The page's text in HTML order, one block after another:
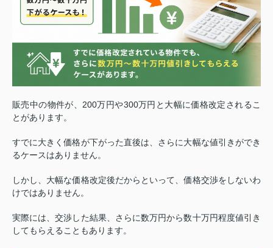
販売中の物件が、200万円や300万円と大幅に価格改定されるこ
とがあります。
すでに大きく価格が下がった直後は、さらに大幅な値引きができ
るケースはありません。
しかし、大幅な価格改定後だからといって、価格交渉をしないわ
けではありません。
実際には、交渉した結果、さらに数万円から数十万円程度値引き
してもらえることもあります。